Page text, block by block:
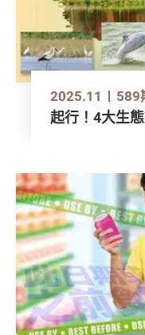
2025.11 589
起行！4大生